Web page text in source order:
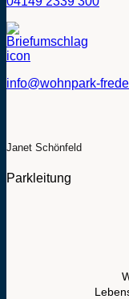
info@wohnpark-
Janet Schönfeld
Parkleitung